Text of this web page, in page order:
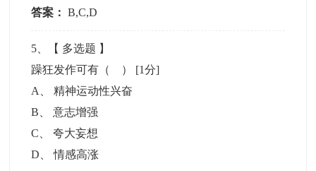
答案： B,C,D
5 、【 多选题 】
躁狂发作可有（ ） [1分]
A
、精神运动性兴奋
B 、意志增强
C 、夸大妄想
D 、情感高涨